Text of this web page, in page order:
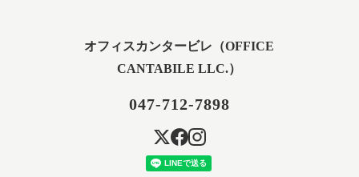
オフィスカンタービレ（OFFICE
CANTABILE LLC.）
047-712-7898